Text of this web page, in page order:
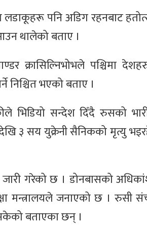
लडाकूहरू पनि अडिग रहनबाट
थालेको बताए ।
क्रासिल्निभोभले पश्चिमा
निश्चित भएको बताए ।
भिडियो सन्देश दिँदै रुसको
३ सय युक्रेनी सैनिकको मृत्यु
गरेको छ । डोनबासको
जनाएको छ । रुसी
बताएका छन् ।